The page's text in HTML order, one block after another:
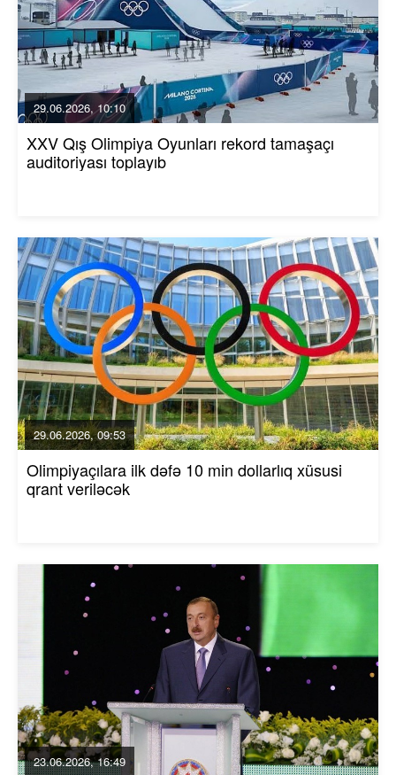
29.06.2026, 10:10
XXV Qış Olimpiya Oyunları rekord tamaşaçı
auditoriyası toplayıb
29.06.2026, 09:53
Olimpiyaçılara ilk dəfə 10 min dollarlıq xüsusi
qrant veriləcək
23.06.2026, 16:49